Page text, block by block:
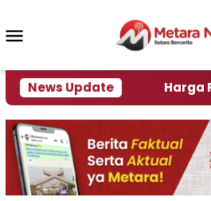
konten
News Update
Krisi Air Harga